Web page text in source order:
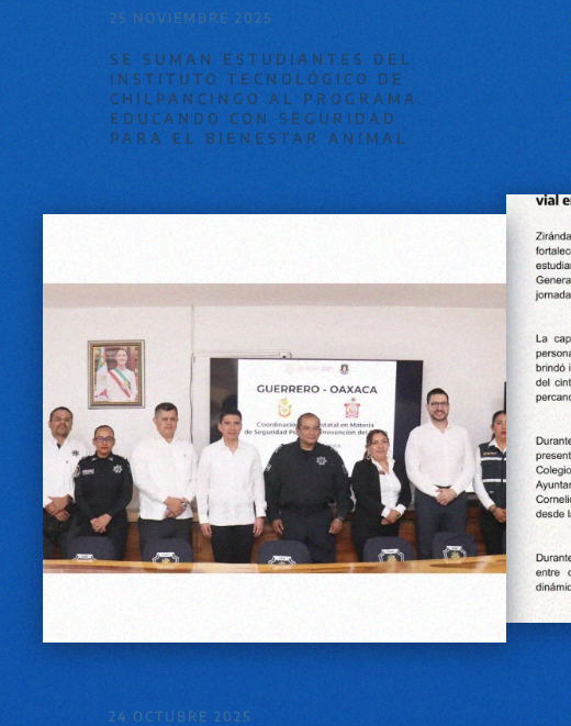
25 NOVIEMBRE 2025
SE SUMAN ESTUDIANTES DEL
INSTITUTO TECNOLÓGICO DE
CHILPANCINGO AL PROGRAMA
EDUCANDO CON SEGURIDAD
PARA EL BIENESTAR ANIMAL
24 OCTUBRE 2025